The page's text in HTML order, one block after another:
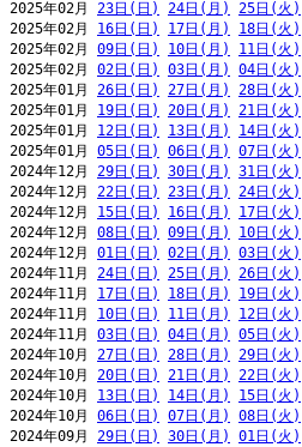
2025年02月 23日(日) 24日(月) 25日(火)
2025年02月 16日(日) 17日(月) 18日(火)
2025年02月 09日(日) 10日(月) 11日(火)
2025年02月 02日(日) 03日(月) 04日(火)
2025年01月 26日(日) 27日(月) 28日(火)
2025年01月 19日(日) 20日(月) 21日(火)
2025年01月 12日(日) 13日(月) 14日(火)
2025年01月 05日(日) 06日(月) 07日(火)
2024年12月 29日(日) 30日(月) 31日(火)
2024年12月 22日(日) 23日(月) 24日(火)
2024年12月 15日(日) 16日(月) 17日(火)
2024年12月 08日(日) 09日(月) 10日(火)
2024年12月 01日(日) 02日(月) 03日(火)
2024年11月 24日(日) 25日(月) 26日(火)
2024年11月 17日(日) 18日(月) 19日(火)
2024年11月 10日(日) 11日(月) 12日(火)
2024年11月 03日(日) 04日(月) 05日(火)
2024年10月 27日(日) 28日(月) 29日(火)
2024年10月 20日(日) 21日(月) 22日(火)
2024年10月 13日(日) 14日(月) 15日(火)
2024年10月 06日(日) 07日(月) 08日(火)
2024年09月 29日(日) 30日(月) 01日(火)